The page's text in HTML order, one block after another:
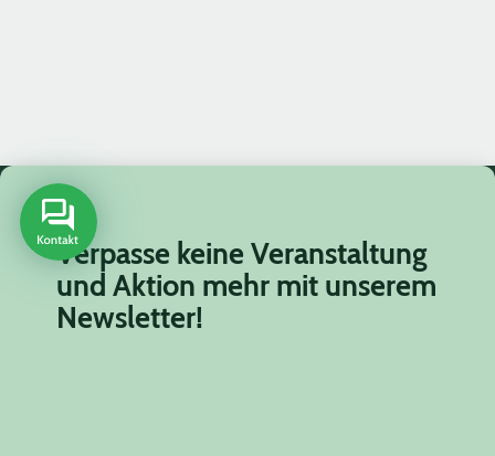
Verpasse keine Veranstaltung
und Aktion mehr mit unserem
Newsletter!